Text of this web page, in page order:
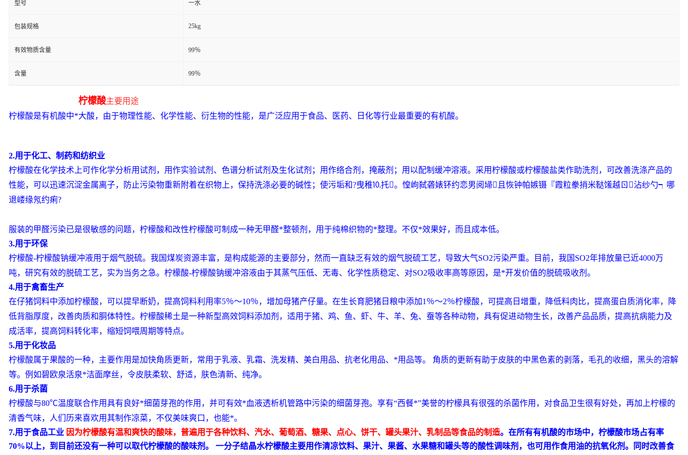
型号 一水
包装规格 25kg
有效物质含量 99％
含量 99％
柠檬酸主要用途
柠檬酸是有机酸中*大酸，由于物理性能、化学性能、衍生物的性能，是广泛应用于食品、医药、日化等行业最重要的有机酸。
2.用于化工、制药和纺织业
柠檬酸在化学技术上可作化学分析用试剂，用作实验试剂、色谱分析试剂及生化试剂；用作络合剂 ，掩蔽剂；用以配制 缓冲溶液。采用柠檬酸或柠檬酸盐类作助洗剂，可改善洗涤产品的
性能，可以迅速沉淀金属离子，防止污染物重新附着在织物上，保持洗涤必要的碱性 ；使污垢和?曳稚⒑托。惶岣弑砻婊钚约恋男阅埽且恢钟帕嫉镊『霞粒豢捎米鞑馐越ㄖ沾纱勺┑哪
退嵝缘氖约痢?
服装的甲醛污染已是很敏感的问题，柠檬酸和改性柠檬酸可制成一种无甲醛*整顿剂，用于纯棉织物的*整理。不仅*效果好，而且成本低。
3.用于环保
柠檬酸-柠檬酸钠缓冲液用于烟气脱硫。我国煤炭资源丰富，是构成能源的主要部分，然而一直缺乏有效的烟气脱硫工艺，导致大气SO2污染严重。目前，我国SO2年排放量已近4000万
吨，研究有效的脱硫工艺，实为当务之急。柠檬酸-柠檬酸钠缓冲溶液由于其蒸气压低、无毒、化学性质稳定、对SO2吸收率高等原因，是*开发价值的脱硫吸收剂。
4.用于禽畜生产
在仔猪饲料中添加柠檬酸，可以提早断奶，提高饲料利用率5％～10％，增加母猪产仔量。在生长育肥猪日粮中添加1％～2％柠檬酸，可提高日增重，降低料肉比，提高蛋白质消化率，降
低背脂厚度，改善肉质和胴体特性。柠檬酸稀土是一种新型高效饲料添加剂 ，适用于猪、鸡、鱼、虾、牛、羊、兔、蚕等各种动物，具有促进动物生长，改善产品品质，提高抗病能力及
成活率，提高饲料转化率，缩短饲喂周期等特点。
5.用于化妆品
柠檬酸属于果酸的一种，主要作用是加快角质更新，常用于乳液、乳霜、洗发精、美白用品、抗老化用品、 *用品等。 角质的更新有助于皮肤的中黑色素的剥落，毛孔的收细，黑头的溶解
等。例如碧欧泉活泉*洁面摩丝，令皮肤柔软、舒适，肤色清新、纯净。
6.用于杀菌
柠檬酸与80℃温度联合作用具有良好*细菌芽孢的作用，并可有效*血液透析机管路中污染的细菌芽孢。享有“西餐*”美誉的柠檬具有很强的杀菌作用，对食品卫生很有好处，再加上柠檬的
清香气味，人们历来喜欢用其制作凉菜，不仅美味爽口，也能*。
7.用于食品工业 因为柠檬酸有温和爽快的酸味，普遍用于各种饮料、 汽水、 葡萄酒、糖果、点心、饼干、罐头果汁、乳制品等食品的制造。在所有有机酸的市场中，柠檬酸市场占有率
70%以上，到目前还没有一种可以取代柠檬酸的酸味剂。 一分子结晶水柠檬酸主要用作清凉饮料、果汁、 果酱、 水果糖和罐头等的酸性调味剂 ，也可用作食用油的抗氧化剂。同时改善食